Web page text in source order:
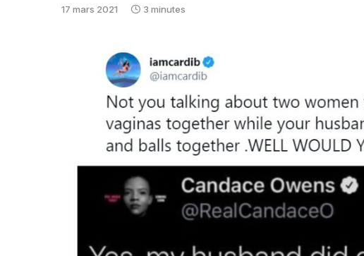
17 mars 2021 3 minutes